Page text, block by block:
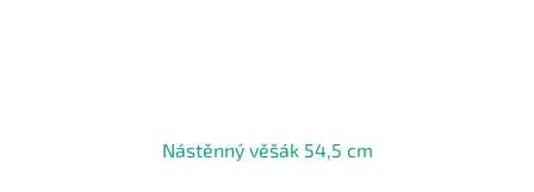
Nástěnný věšák 54,5 cm